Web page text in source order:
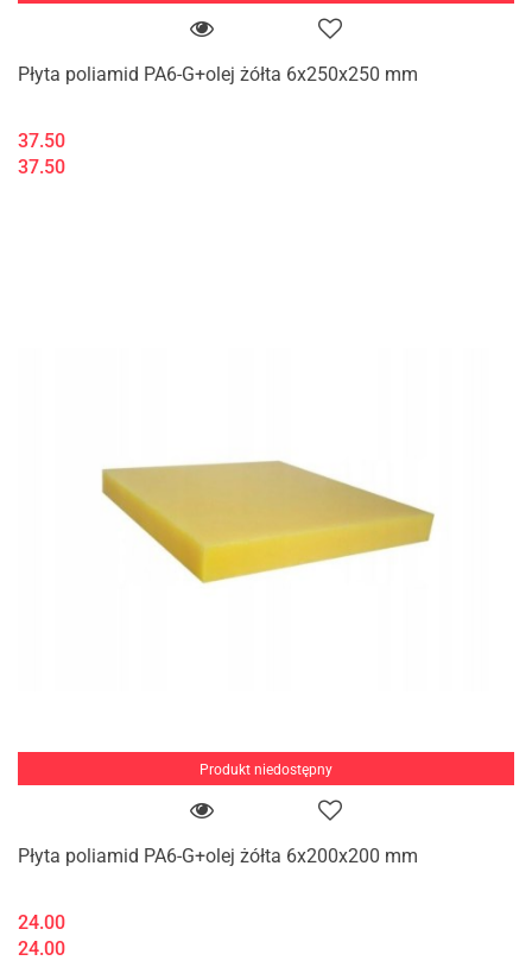
Płyta poliamid PA6-G+olej żółta 6x250x250 mm
37.50
37.50
Produkt niedostępny
Płyta poliamid PA6-G+olej żółta 6x200x200 mm
24.00
24.00